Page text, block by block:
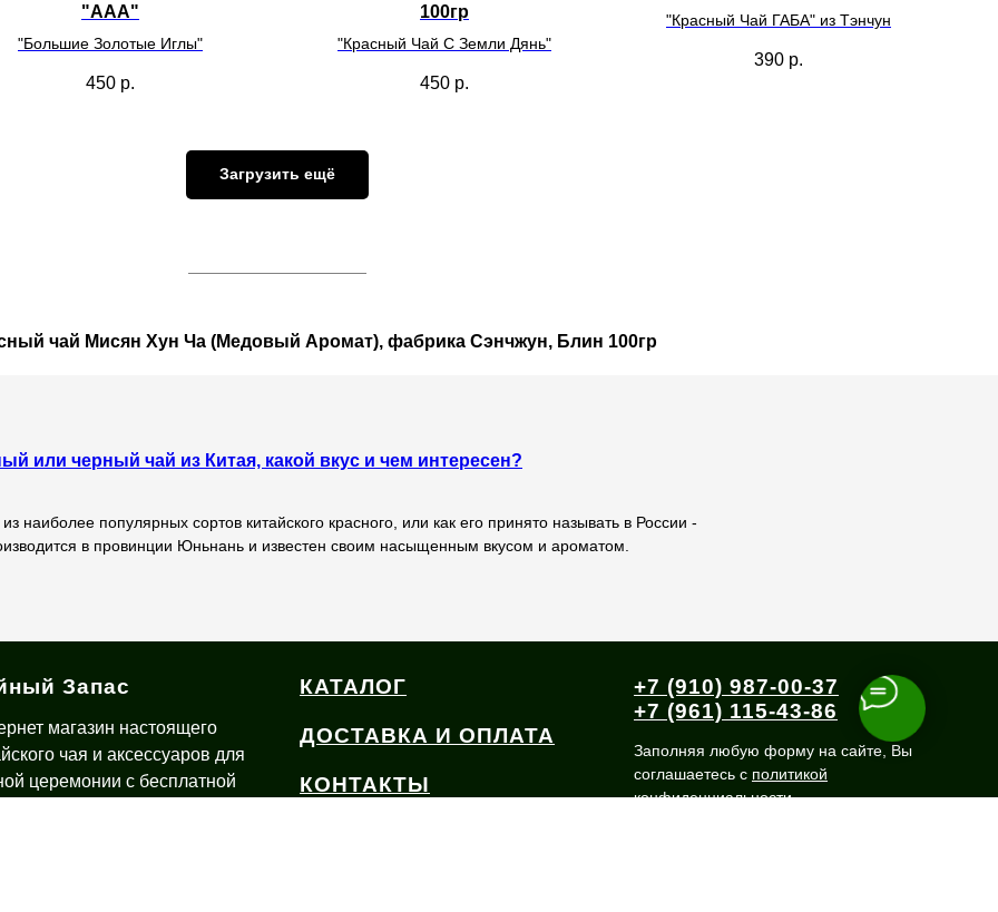
"ААА"
"Большие Золотые Иглы"
450 р.
100гр
"Красный Чай С Земли Дянь"
450 р.
"Красный Чай ГАБА" из Тэнчун
390 р.
Загрузить ещё
чай Мисян Хун Ча (Медовый Аромат), фабрика Сэнчжун, Блин 100гр
или черный чай из Китая, какой вкус и чем интересен?
наиболее популярных сортов китайского красного, или как его принято называть в России -
в провинции Юньнань и известен своим насыщенным вкусом и ароматом.
Запас
магазин настоящего
чая и аксессуаров для
церемонии с бесплатной
КАТАЛОГ
ДОСТАВКА И ОПЛАТА
КОНТАКТЫ
+7 (910) 987-00-37
+7 (961) 115-43-86
Заполняя любую форму на сайте, Вы
соглашаетесь с политикой
конфиденциальности